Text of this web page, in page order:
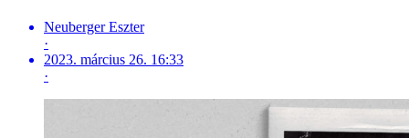
Neuberger Eszter
·
2023. március 26. 16:33
·